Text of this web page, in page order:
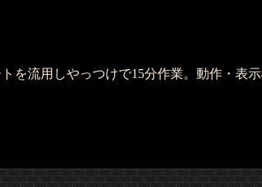
流用しやっつけで15分作業。動作・表